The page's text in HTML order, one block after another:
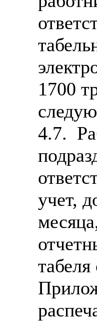
1700
4.7.
учет,
табеля